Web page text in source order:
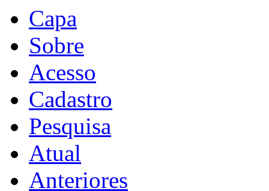
Capa
Sobre
Acesso
Cadastro
Pesquisa
Atual
Anteriores